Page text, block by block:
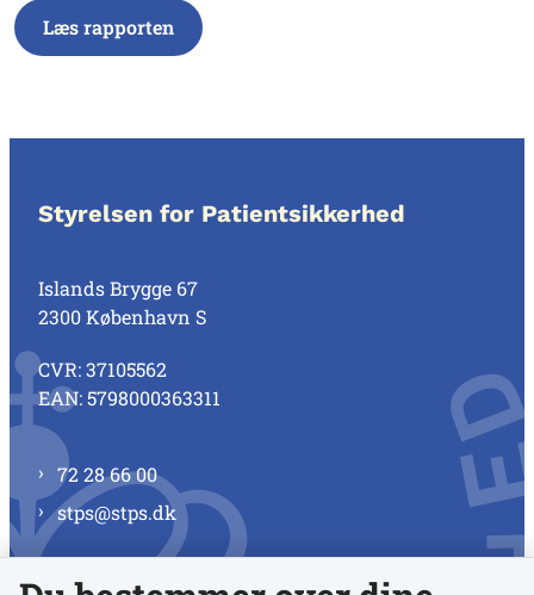
Læs rapporten
Styrelsen for Patientsikkerhed
Islands Brygge 67
2300 København S
CVR: 37105562
EAN: 5798000363311
72 28 66 00
stps@stps.dk